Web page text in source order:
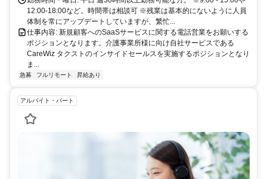
12:00-18:00など。時間帯は相談可 ※残業は基本的にないように人員
体制を常にアップデートしていますが、繁忙...
仕事内容: 新規顧客へのSaaSサービスに関する電話営業をお願いする
ポジションとなります。介護事業所様に向け自社サービスである
CareWiz タクストのインサイドセールスを実施するポジションとなり
ま...
急募 フルリモート 昇給あり
アルバイト・パート